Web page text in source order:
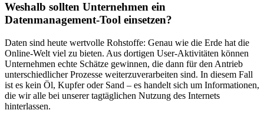
Weshalb sollten Unternehmen ein
Datenmanagement-Tool einsetzen?
Daten sind heute wertvolle Rohstoffe: Genau wie die Erde hat die
Online-Welt viel zu bieten. Aus dortigen User-Aktivitäten können
Unternehmen echte Schätze gewinnen, die dann für den Antrieb
unterschiedlicher Prozesse weiterzuverarbeiten sind. In diesem Fall
ist es kein Öl, Kupfer oder Sand – es handelt sich um Informationen,
die wir alle bei unserer tagtäglichen Nutzung des Internets
hinterlassen.